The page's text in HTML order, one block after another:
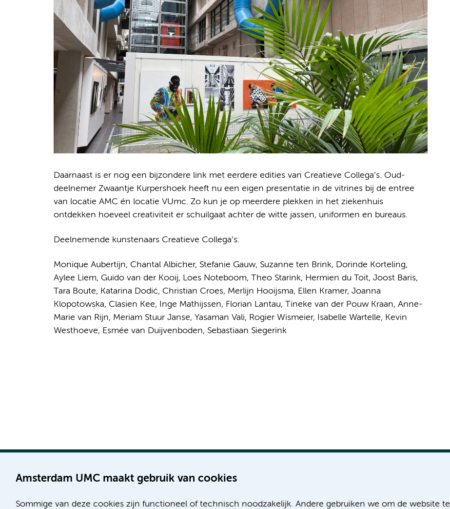
Amsterdam UMC maakt gebruik van cookies
Sommige van deze cookies zijn functioneel of technisch noodzakelijk. Andere gebruiken we om de website te
Daarnaast is er nog een bijzondere link met eerdere edities van Creatieve Collega’s. Oud-
deelnemer Zwaantje Kurpershoek heeft nu een eigen presentatie in de vitrines bij de entree
van locatie AMC én locatie VUmc. Zo kun je op meerdere plekken in het ziekenhuis
ontdekken hoeveel creativiteit er schuilgaat achter de witte jassen, uniformen en bureaus.
Deelnemende kunstenaars Creatieve Collega’s:
Monique Aubertijn, Chantal Albicher, Stefanie Gauw, Suzanne ten Brink, Dorinde Korteling,
Aylee Liem, Guido van der Kooij, Loes Noteboom, Theo Starink, Hermien du Toit, Joost Baris,
Tara Boute, Katarina Dodić, Christian Croes, Merlijn Hooijsma, Ellen Kramer, Joanna
Klopotowska, Clasien Kee, Inge Mathijssen, Florian Lantau, Tineke van der Pouw Kraan, Anne-
Marie van Rijn, Meriam Stuur Janse, Yasaman Vali, Rogier Wismeier, Isabelle Wartelle, Kevin
Westhoeve, Esmée van Duijvenboden, Sebastiaan Siegerink